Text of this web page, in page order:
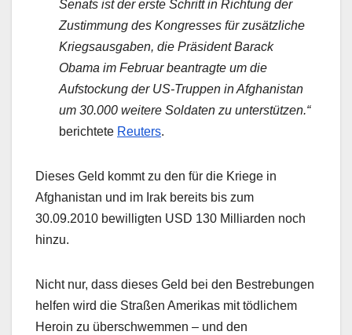
Senats ist der erste Schritt in Richtung der
Zustimmung des Kongresses für zusätzliche
Kriegsausgaben, die Präsident Barack
Obama im Februar beantragte um die
Aufstockung der US-Truppen in Afghanistan
um 30.000 weitere Soldaten zu unterstützen.“
berichtete Reuters.
Dieses Geld kommt zu den für die Kriege in
Afghanistan und im Irak bereits bis zum
30.09.2010 bewilligten USD 130 Milliarden noch
hinzu.
Nicht nur, dass dieses Geld bei den Bestrebungen
helfen wird die Straßen Amerikas mit tödlichem
Heroin zu überschwemmen – und den